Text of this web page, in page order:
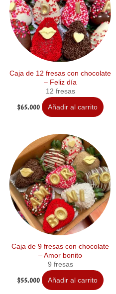
Caja de 12 fresas con chocolate
– Feliz día
12 fresas
$65.000 Añadir al carrito
Caja de 9 fresas con chocolate
– Amor bonito
9 fresas
$55.000 Añadir al carrito